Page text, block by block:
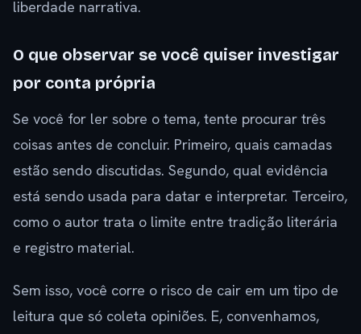
liberdade narrativa.
O que observar se você quiser investigar
por conta própria
Se você for ler sobre o tema, tente procurar três
coisas antes de concluir. Primeiro, quais camadas
estão sendo discutidas. Segundo, qual evidência
está sendo usada para datar e interpretar. Terceiro,
como o autor trata o limite entre tradição literária
e registro material.
Sem isso, você corre o risco de cair em um tipo de
leitura que só coleta opiniões. E, convenhamos,